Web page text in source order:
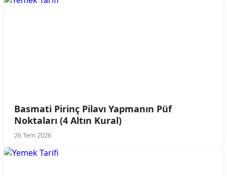
Basmati Pirinç Pilavı Yapmanın Püf
Noktaları (4 Altın Kural)
26 Tem 2026